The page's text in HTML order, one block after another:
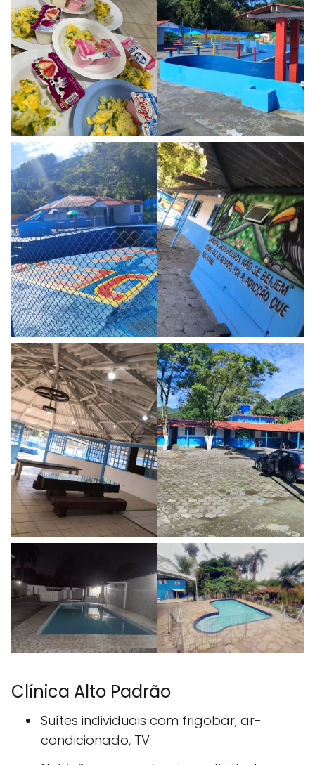
Clínica Alto Padrão
Suítes individuais com frigobar, ar-
condicionado, TV